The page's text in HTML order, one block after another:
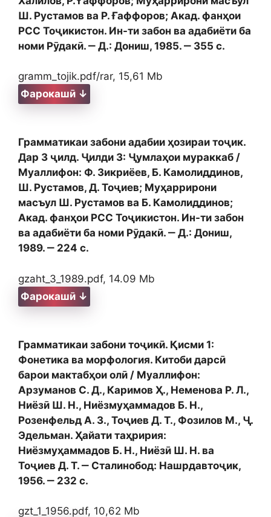
Ш. Рустамов ва Р. Ғаффоров; Акад. фанҳои
РСС Тоҷикистон. Ин-ти забон ва адабиёти ба
номи Рӯдакӣ. ‒ Д.: Дониш, 1985. ‒ 355 с.
gramm_tojik.pdf/rar, 15,61 Mb
Фарокашӣ ↓
Грамматикаи забони адабии ҳозираи тоҷик.
Дар 3 ҷилд. Ҷилди 3: Ҷумлаҳои мураккаб /
Муаллифон: Ф. Зикриёев, Б. Камолиддинов,
Ш. Рустамов, Д. Тоҷиев; Муҳаррирони
масъул Ш. Рустамов ва Б. Камолиддинов;
Акад. фанҳои РСС Тоҷикистон. Ин-ти забон
ва адабиёти ба номи Рӯдакӣ. ‒ Д.: Дониш,
1989. ‒ 224 с.
gzaht_3_1989.pdf, 14.09 Mb
Фарокашӣ ↓
Грамматикаи забони тоҷикӣ. Қисми 1:
Фонетика ва морфология. Китоби дарсӣ
барои мактабҳои олӣ / Муаллифон:
Арзуманов С. Д., Каримов Ҳ., Неменова Р. Л.,
Ниёзӣ Ш. Н., Ниёзмуҳаммадов Б. Н.,
Розенфельд А. З., Тоҷиев Д. Т., Фозилов М., Ҷ.
Эдельман. Ҳайати таҳририя:
Ниёзмуҳаммадов Б. Н., Ниёзӣ Ш. Н. ва
Тоҷиев Д. Т. ‒ Сталинобод: Нашрдавтоҷик,
1956. ‒ 232 с.
gzt_1_1956.pdf, 10,62 Mb